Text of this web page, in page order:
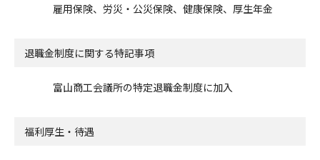
雇用保険、労災・公災保険、健康保険、厚生年金
退職金制度に関する特記事項
富山商工会議所の特定退職金制度に加入
福利厚生・待遇